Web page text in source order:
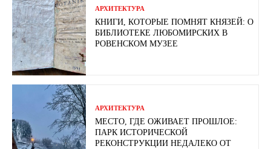
АРХИТЕКТУРА
КНИГИ, КОТОРЫЕ ПОМНЯТ КНЯЗЕЙ: О
БИБЛИОТЕКЕ ЛЮБОМИРСКИХ В
РОВЕНСКОМ МУЗЕЕ
АРХИТЕКТУРА
МЕСТО, ГДЕ ОЖИВАЕТ ПРОШЛОЕ:
ПАРК ИСТОРИЧЕСКОЙ
РЕКОНСТРУКЦИИ НЕДАЛЕКО ОТ